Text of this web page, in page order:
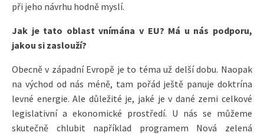
při jeho návrhu hodně myslí.
Jak je tato oblast vnímána v EU? Má u nás podporu,
jakou si zaslouží?
Obecně v západní Evropě je to téma už delší dobu. Naopak
na východ od nás méně, tam pořád ještě panuje doktrína
levné energie. Ale důležité je, jaké je v dané zemi celkové
legislativní a ekonomické prostředí. U nás se můžeme
skutečně chlubit například programem Nová zelená